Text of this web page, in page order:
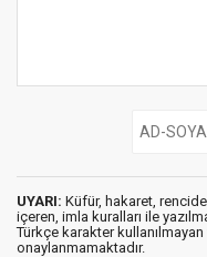
UYARI: Küfür, hakaret,
içeren, imla kuralları ile
Türkçe karakter
onaylanmamaktadır.